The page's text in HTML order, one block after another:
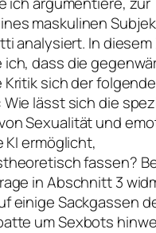
maskulinen
analysiert. In
dass die
sich der
lässt sich die
Sexualität und
KI ermöglicht,
fassen?
in Abschnitt 3
einige Sackgassen
um Sexbots